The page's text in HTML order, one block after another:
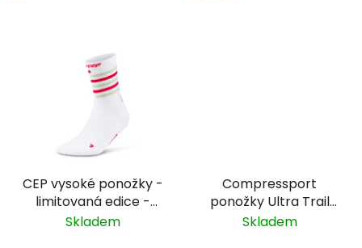
CEP vysoké ponožky -
limitovaná edice -
dámské -
Skladem
Compressport
ponožky Ultra Trail
V2.0 - UTMB 2026 -
Skladem